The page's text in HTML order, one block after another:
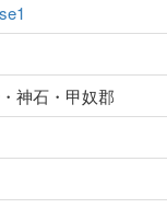
神石・甲奴郡